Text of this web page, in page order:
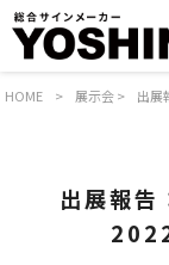
HOME > 展示会> 出展
出展報